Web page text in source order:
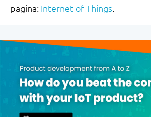
pagina: Internet of Things.